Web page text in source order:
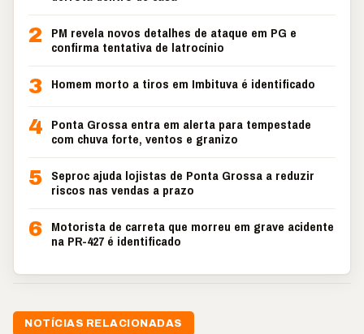
2
PM revela novos detalhes de ataque em PG e
confirma tentativa de latrocínio
3 Homem morto a tiros em Imbituva é identificado
4 Ponta Grossa entra em alerta para tempestade
com chuva forte, ventos e granizo
5 Seproc ajuda lojistas de Ponta Grossa a reduzir
riscos nas vendas a prazo
6 Motorista de carreta que morreu em grave acidente
na PR-427 é identificado
NOTÍCIAS RELACIONADAS